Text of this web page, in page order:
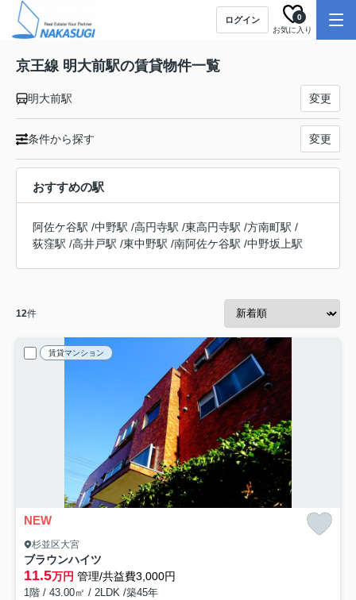
ログイン
お気に入り
0
京王線 明大前駅の賃貸物件一覧
明大前駅 変更
条件から探す 変更
おすすめの駅
阿佐ケ谷駅 /中野駅 /高円寺駅 /東高円寺駅 /方南町駅 /
荻窪駅 /高井戸駅 /東中野駅 /南阿佐ケ谷駅 /中野坂上駅
12件
賃貸マンション
NEW
杉並区大宮
ブラウンハイツ
11.5万円 管理/共益費3,000円
1階 / 43.00㎡ / 2LDK /築45年